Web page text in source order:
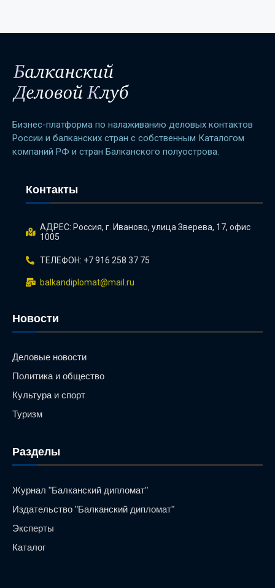
Бизнес-платформа по налаживанию деловых контактов
России и балканских стран с собственным Каталогом
компаний РФ и стран Балканского полуострова.
Контакты
АДРЕС: Россия, г. Иваново, улица Зверева, 17, офис
1005
ТЕЛЕФОН: +7 916 258 37 75
balkandiplomat@mail.ru
Новости
Деловые новости
Политика и общество
Культура и спорт
Туризм
Разделы
Журнал "Балканский дипломат"
Издательство "Балканский дипломат"
Эксперты
Каталог